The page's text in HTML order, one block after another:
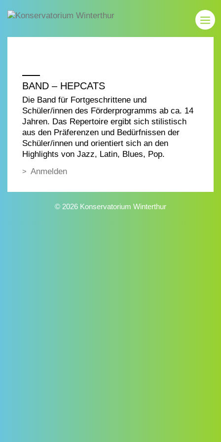
BAND – HEPCATS
Die Band für Fortgeschrittene und
Schüler/innen des Förderprogramms ab ca. 14
Jahren. Das Repertoire ergibt sich stilistisch
aus den Präferenzen und Bedürfnissen der
Schüler/innen und orientiert sich an den
Highlights von Jazz, Latin, Blues, Pop.
Anmelden
© 2026 Konservatorium Winterthur